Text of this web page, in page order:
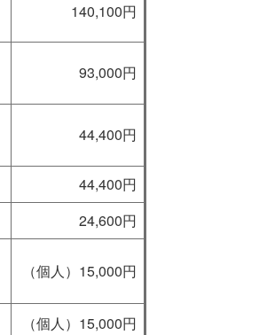
140,100円
93,000円
44,400円
44,400円
24,600円
（個人）​15,000円
（個人）15,000円